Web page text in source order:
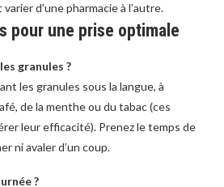
d’une pharmacie à l’autre.
pour une prise optimale
granules ?
les granules sous la langue, à
de la menthe ou du tabac (ces
leur efficacité). Prenez le temps de
ni avaler d’un coup.
?